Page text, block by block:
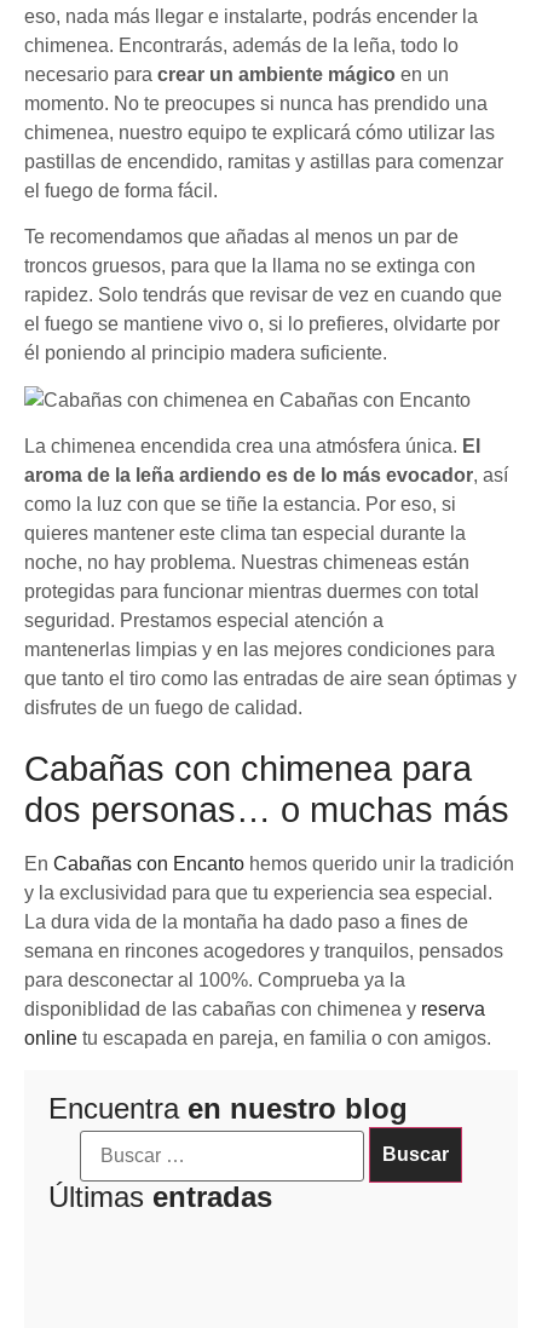
eso, nada más llegar e instalarte, podrás encender la
chimenea. Encontrarás, además de la leña, todo lo
necesario para crear un ambiente mágico en un
momento. No te preocupes si nunca has prendido una
chimenea, nuestro equipo te explicará cómo utilizar las
pastillas de encendido, ramitas y astillas para comenzar
el fuego de forma fácil.
Te recomendamos que añadas al menos un par de
troncos gruesos, para que la llama no se extinga con
rapidez. Solo tendrás que revisar de vez en cuando que
el fuego se mantiene vivo o, si lo prefieres, olvidarte por
él poniendo al principio madera suficiente.
La chimenea encendida crea una atmósfera única. El
aroma de la leña ardiendo es de lo más evocador, así
como la luz con que se tiñe la estancia. Por eso, si
quieres mantener este clima tan especial durante la
noche, no hay problema. Nuestras chimeneas están
protegidas para funcionar mientras duermes con total
seguridad. Prestamos especial atención a
mantenerlas limpias y en las mejores condiciones para
que tanto el tiro como las entradas de aire sean óptimas y
disfrutes de un fuego de calidad.
Cabañas con chimenea para
dos personas… o muchas más
En Cabañas con Encanto hemos querido unir la tradición
y la exclusividad para que tu experiencia sea especial.
La dura vida de la montaña ha dado paso a fines de
semana en rincones acogedores y tranquilos, pensados
para desconectar al 100%. Comprueba ya la
disponiblidad de las cabañas con chimenea y reserva
online tu escapada en pareja, en familia o con amigos.
Encuentra en nuestro blog
Últimas entradas